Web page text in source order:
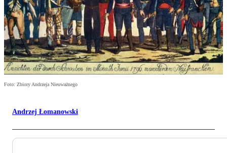
Foto: Zbiory Andrzeja Nieuważnego
Andrzej Łomanowski